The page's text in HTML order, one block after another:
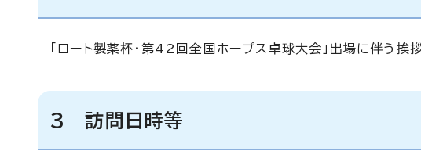
「ロート製薬杯・第42回全国ホープス卓球大会」出場に伴う挨
3 訪問日時等